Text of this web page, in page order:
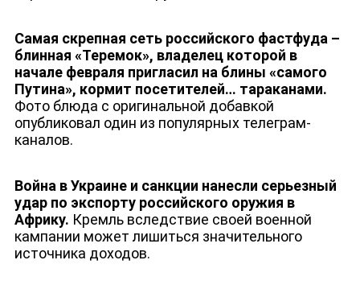
Самая скрепная сеть российского фастфуда –
блинная «Теремок», владелец которой в
начале февраля пригласил на блины «самого
Путина», кормит посетителей… тараканами.
Фото блюда с оригинальной добавкой
опубликовал один из популярных телеграм-
каналов.
Война в Украине и санкции нанесли серьезный
удар по экспорту российского оружия в
Африку. Кремль вследствие своей военной
кампании может лишиться значительного
источника доходов.